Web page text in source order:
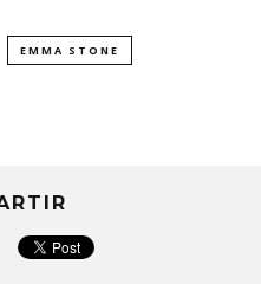
EMMA STONE